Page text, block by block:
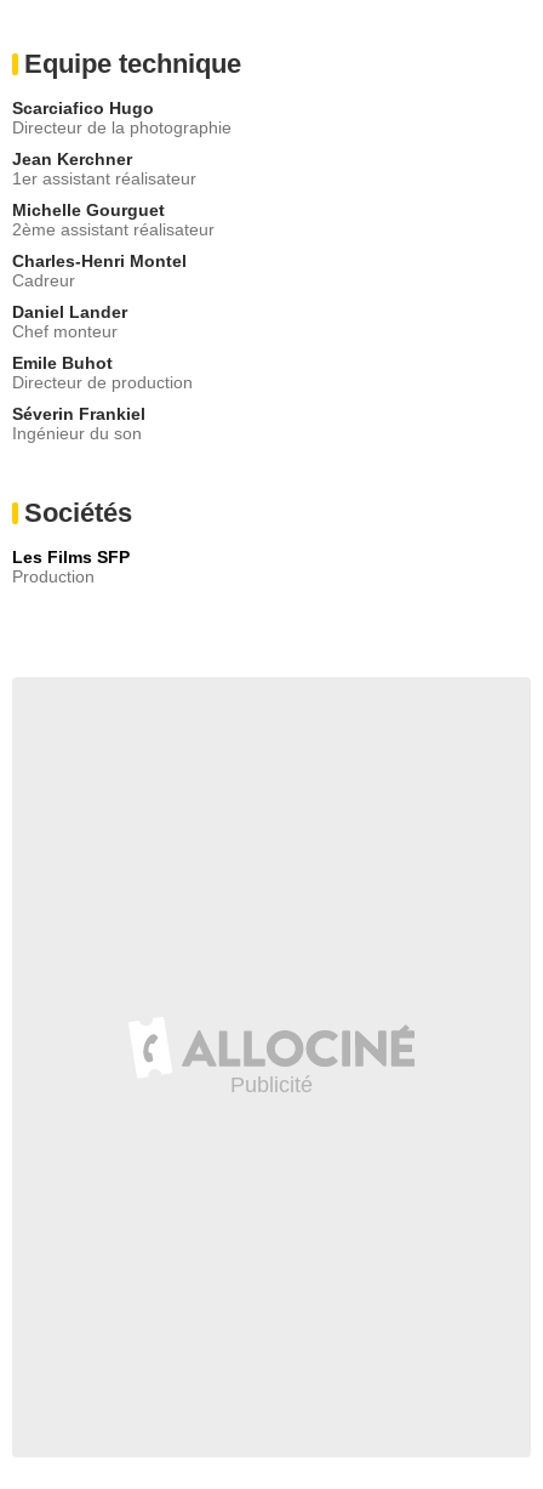
Equipe technique
Scarciafico Hugo
Directeur de la photographie
Jean Kerchner
1er assistant réalisateur
Michelle Gourguet
2ème assistant réalisateur
Charles-Henri Montel
Cadreur
Daniel Lander
Chef monteur
Emile Buhot
Directeur de production
Séverin Frankiel
Ingénieur du son
Sociétés
Les Films SFP
Production